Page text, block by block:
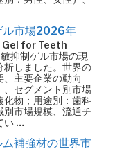
ル市場2026年
Gel for Teeth
抑制ゲル市場の現
析しました。世界の
主要企業の動向
、セグメント別市場
化物；用途別：歯科
別市場規模、流通チ
い …
補強材の世界市